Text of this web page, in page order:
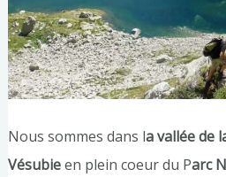
Nous sommes dans la vallée de
Vésubieen plein coeur du Parc